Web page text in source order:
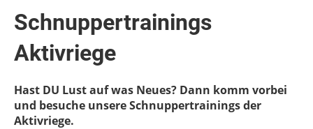
Schnuppertrainings
Aktivriege
Hast DU Lust auf was Neues? Dann komm vorbei
und besuche unsere Schnuppertrainings der
Aktivriege.